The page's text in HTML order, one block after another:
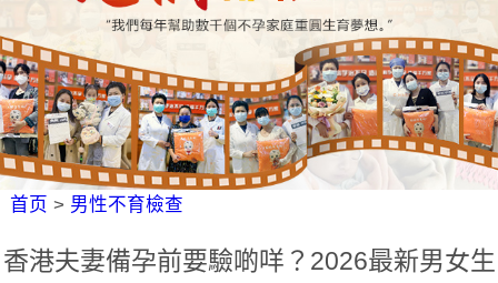
首页 > 男性不育檢查
香港夫妻備孕前要驗啲咩？2026最新男女生